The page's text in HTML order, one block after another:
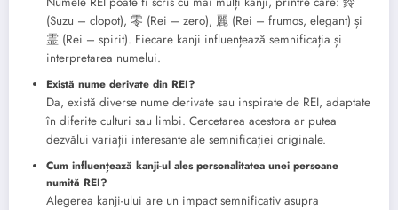
(Suzu – clopot), 零 (Rei – zero), 麗 (Rei – frumos, elegant) și
霊 (Rei – spirit). Fiecare kanji influențează semnificația și
interpretarea numelui.
Există nume derivate din REI?
Da, există diverse nume derivate sau inspirate de REI, adaptate
în diferite culturi sau limbi. Cercetarea acestora ar putea
dezvălui variații interesante ale semnificației originale.
Cum influențează kanji-ul ales personalitatea unei persoane
numită REI?
Alegerea kanji-ului are un impact semnificativ asupra